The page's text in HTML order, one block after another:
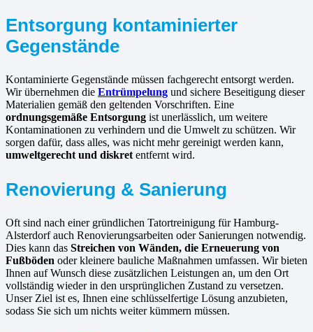
Entsorgung kontaminierter
Gegenstände
Kontaminierte Gegenstände müssen fachgerecht entsorgt werden.
Wir übernehmen die Entrümpelung und sichere Beseitigung dieser
Materialien gemäß den geltenden Vorschriften. Eine
ordnungsgemäße Entsorgung ist unerlässlich, um weitere
Kontaminationen zu verhindern und die Umwelt zu schützen. Wir
sorgen dafür, dass alles, was nicht mehr gereinigt werden kann,
umweltgerecht und diskret entfernt wird.
Renovierung & Sanierung
Oft sind nach einer gründlichen Tatortreinigung für Hamburg-
Alsterdorf auch Renovierungsarbeiten oder Sanierungen notwendig.
Dies kann das Streichen von Wänden, die Erneuerung von
Fußböden oder kleinere bauliche Maßnahmen umfassen. Wir bieten
Ihnen auf Wunsch diese zusätzlichen Leistungen an, um den Ort
vollständig wieder in den ursprünglichen Zustand zu versetzen.
Unser Ziel ist es, Ihnen eine schlüsselfertige Lösung anzubieten,
sodass Sie sich um nichts weiter kümmern müssen.